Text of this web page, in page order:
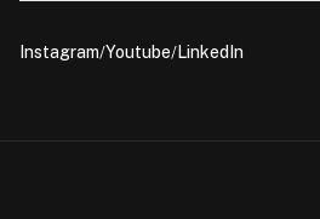
Instagram Youtube LinkedIn